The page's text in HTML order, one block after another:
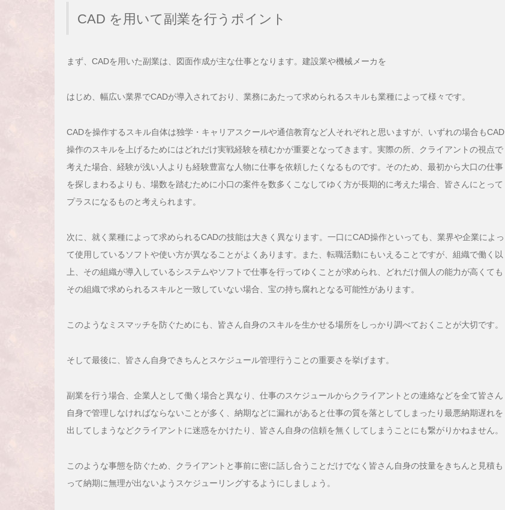
CAD を用いて副業を行うポイント
まず、CADを用いた副業は、図面作成が主な仕事となります。建設業や機械メーカを
はじめ、幅広い業界でCADが導入されており、業務にあたって求められるスキルも業種によって様々です。
CADを操作するスキル自体は独学・キャリアスクールや通信教育など人それぞれと思いますが、いずれの場合もCAD
操作のスキルを上げるためにはどれだけ実戦経験を積むかが重要となってきます。実際の所、クライアントの視点で
考えた場合、経験が浅い人よりも経験豊富な人物に仕事を依頼したくなるものです。そのため、最初から大口の仕事
を探しまわるよりも、場数を踏むために小口の案件を数多くこなしてゆく方が長期的に考えた場合、皆さんにとって
プラスになるものと考えられます。
次に、就く業種によって求められるCADの技能は大きく異なります。一口にCAD操作といっても、業界や企業によっ
て使用しているソフトや使い方が異なることがよくあります。また、転職活動にもいえることですが、組織で働く以
上、その組織が導入しているシステムやソフトで仕事を行ってゆくことが求められ、どれだけ個人の能力が高くても
その組織で求められるスキルと一致していない場合、宝の持ち腐れとなる可能性があります。
このようなミスマッチを防ぐためにも、皆さん自身のスキルを生かせる場所をしっかり調べておくことが大切です。
そして最後に、皆さん自身できちんとスケジュール管理行うことの重要さを挙げます。
副業を行う場合、企業人として働く場合と異なり、仕事のスケジュールからクライアントとの連絡などを全て皆さん
自身で管理しなければならないことが多く、納期などに漏れがあると仕事の質を落としてしまったり最悪納期遅れを
出してしまうなどクライアントに迷惑をかけたり、皆さん自身の信頼を無くしてしまうことにも繋がりかねません。
このような事態を防ぐため、クライアントと事前に密に話し合うことだけでなく皆さん自身の技量をきちんと見積も
って納期に無理が出ないようスケジューリングするようにしましょう。